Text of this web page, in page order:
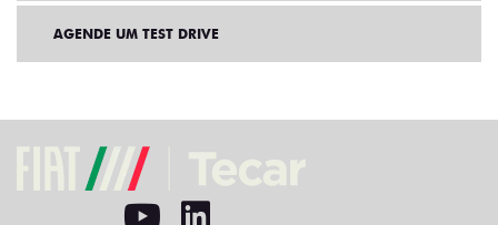
AGENDE UM TEST DRIVE